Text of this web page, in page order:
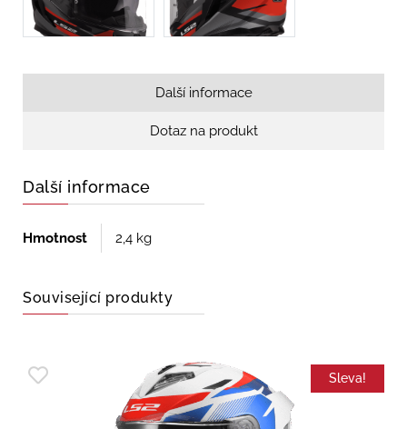
Další informace
Dotaz na produkt
Další informace
Hmotnost 2,4 kg
Související produkty
Sleva!